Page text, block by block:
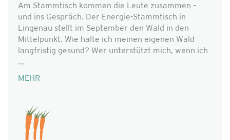
Am Stammtisch kommen die Leute zusammen –
und ins Gespräch. Der Energie-Stammtisch in
Lingenau stellt im September den Wald in den
Mittelpunkt. Wie halte ich meinen eigenen Wald
langfristig gesund? Wer unterstützt mich, wenn ich
...
MEHR